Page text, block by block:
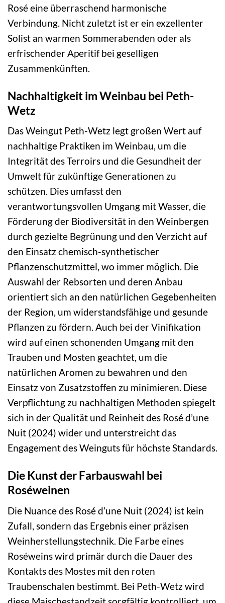
Rosé eine überraschend harmonische
Verbindung. Nicht zuletzt ist er ein exzellenter
Solist an warmen Sommerabenden oder als
erfrischender Aperitif bei geselligen
Zusammenkünften.
Nachhaltigkeit im Weinbau bei Peth-
Wetz
Das Weingut Peth-Wetz legt großen Wert auf
nachhaltige Praktiken im Weinbau, um die
Integrität des Terroirs und die Gesundheit der
Umwelt für zukünftige Generationen zu
schützen. Dies umfasst den
verantwortungsvollen Umgang mit Wasser, die
Förderung der Biodiversität in den Weinbergen
durch gezielte Begrünung und den Verzicht auf
den Einsatz chemisch-synthetischer
Pflanzenschutzmittel, wo immer möglich. Die
Auswahl der Rebsorten und deren Anbau
orientiert sich an den natürlichen Gegebenheiten
der Region, um widerstandsfähige und gesunde
Pflanzen zu fördern. Auch bei der Vinifikation
wird auf einen schonenden Umgang mit den
Trauben und Mosten geachtet, um die
natürlichen Aromen zu bewahren und den
Einsatz von Zusatzstoffen zu minimieren. Diese
Verpflichtung zu nachhaltigen Methoden spiegelt
sich in der Qualität und Reinheit des Rosé d’une
Nuit (2024) wider und unterstreicht das
Engagement des Weinguts für höchste Standards.
Die Kunst der Farbauswahl bei
Roséweinen
Die Nuance des Rosé d’une Nuit (2024) ist kein
Zufall, sondern das Ergebnis einer präzisen
Weinherstellungstechnik. Die Farbe eines
Roséweins wird primär durch die Dauer des
Kontakts des Mostes mit den roten
Traubenschalen bestimmt. Bei Peth-Wetz wird